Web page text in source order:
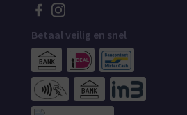
Betaal veilig en snel